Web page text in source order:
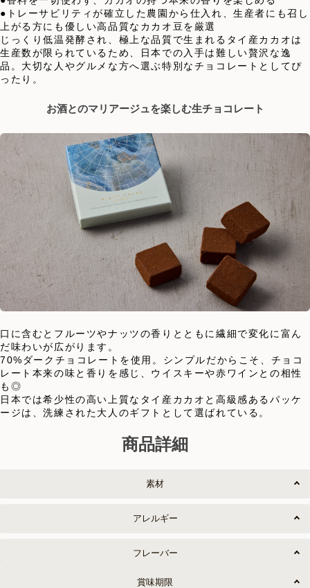
●トレーサビリティが確立した農園から仕入れ、生産者にも召し
上がる方にも優しい高品質なカカオ豆を厳選
じっくり低温発酵され、極上な品質で生まれるタイ産カカオは
生産数が限られているため、日本での入手は難しい贅沢な逸
品。大切な人やグルメな方へ選ぶ特別なチョコレートとしてぴ
ったり。
お酒とのマリアージュを楽しむ生チョコレート
口に含むとフルーツやナッツの香りとともに繊細で変化に富ん
だ味わいが広がります。
70%ダークチョコレートを使用。シンプルだからこそ、チョコ
レート本来の味と香りを感じ、ウイスキーや赤ワインとの相性
も◎
日本では希少性の高い上質なタイ産カカオと高級感あるパッケ
ージは、洗練された大人のギフトとして選ばれている。
商品詳細
素材
アレルギー
フレーバー
賞味期限